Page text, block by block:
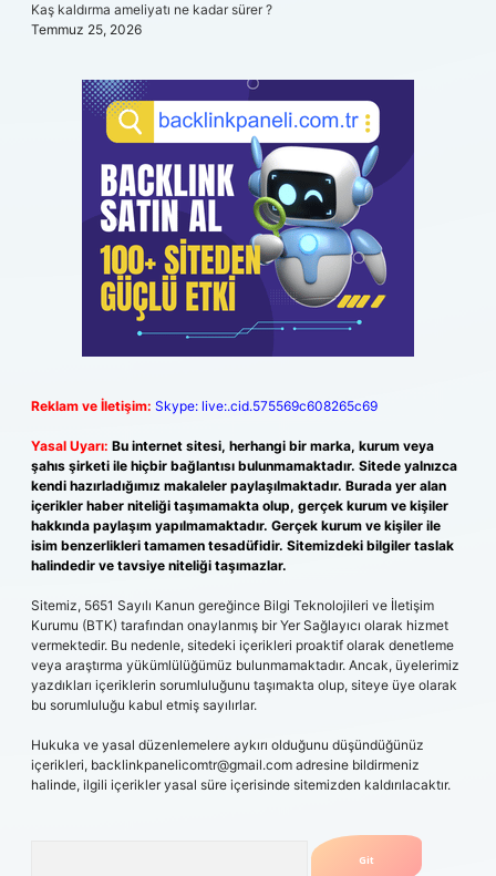
Kaş kaldırma ameliyatı ne kadar sürer ?
Temmuz 25, 2026
Reklam ve İletişim: Skype: live:.cid.575569c608265c69
Yasal Uyarı: Bu internet sitesi, herhangi bir marka, kurum veya
şahıs şirketi ile hiçbir bağlantısı bulunmamaktadır. Sitede yalnızca
kendi hazırladığımız makaleler paylaşılmaktadır. Burada yer alan
içerikler haber niteliği taşımamakta olup, gerçek kurum ve kişiler
hakkında paylaşım yapılmamaktadır. Gerçek kurum ve kişiler ile
isim benzerlikleri tamamen tesadüfidir. Sitemizdeki bilgiler taslak
halindedir ve tavsiye niteliği taşımazlar.
Sitemiz, 5651 Sayılı Kanun gereğince Bilgi Teknolojileri ve İletişim
Kurumu (BTK) tarafından onaylanmış bir Yer Sağlayıcı olarak hizmet
vermektedir. Bu nedenle, sitedeki içerikleri proaktif olarak denetleme
veya araştırma yükümlülüğümüz bulunmamaktadır. Ancak, üyelerimiz
yazdıkları içeriklerin sorumluluğunu taşımakta olup, siteye üye olarak
bu sorumluluğu kabul etmiş sayılırlar.
Hukuka ve yasal düzenlemelere aykırı olduğunu düşündüğünüz
içerikleri, backlinkpanelicomtr@gmail.com adresine bildirmeniz
halinde, ilgili içerikler yasal süre içerisinde sitemizden kaldırılacaktır.